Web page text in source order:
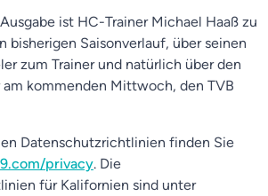
27:37
ist HC-Trainer Michael Haaß zu
bisherigen Saisonverlauf, über seinen
zum Trainer und natürlich über den
am kommenden Mittwoch, den TVB
Datenschutzrichtlinien finden Sie
privacy. Die
für Kalifornien sind unter